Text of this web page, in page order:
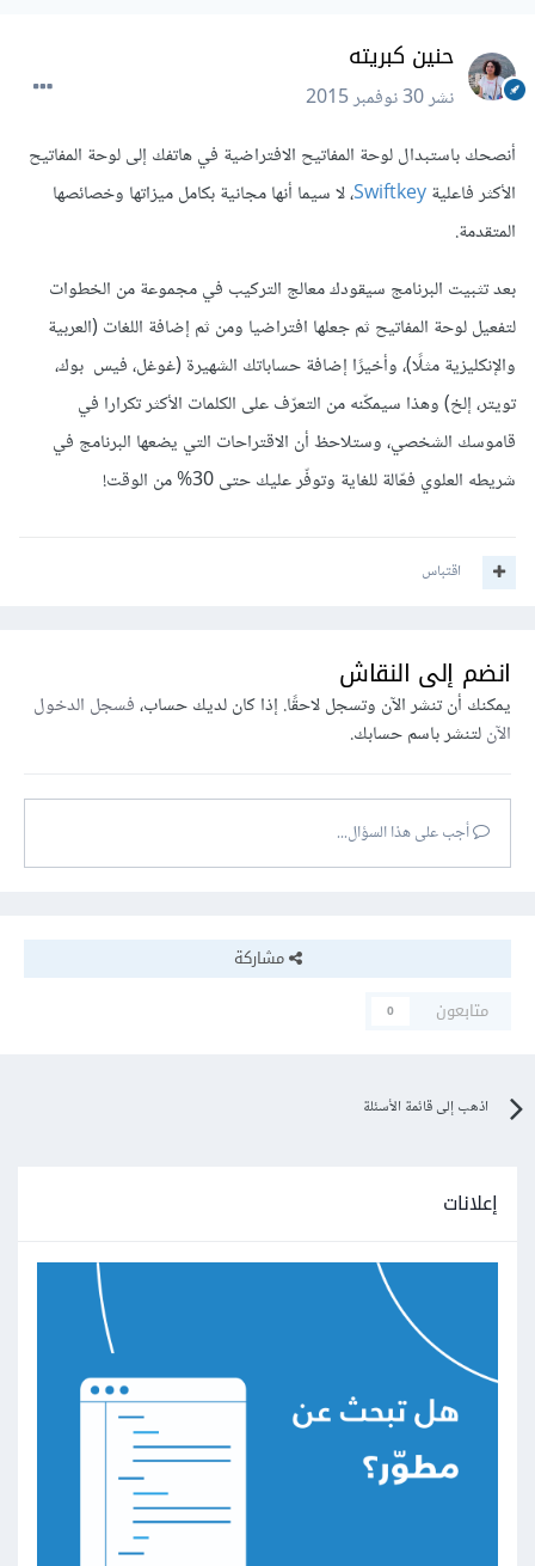
حنين كبريته
نشر30 نوفمبر 2015
أنصحك باستبدال لوحة المفاتيح الافتراضية في هاتفك إلى لوحة المفاتيح
الأكثر فاعليةSwiftkey، لا سيما أنها مجانية بكامل ميزاتها وخصائصها
المتقدمة.
بعد تثبيت البرنامج سيقودك معالج التركيب في مجموعة من الخطوات
لتفعيل لوحة المفاتيح ثم جعلها افتراضيا ومن ثم إضافة اللغات (العربية
والإنكليزية مثلًا)، وأخيرًا إضافة حساباتك الشهيرة (غوغل، فيس بوك،
تويتر، إلخ) وهذا سيمكّنه من التعرّف على الكلمات الأكثر تكرارا في
قاموسك الشخصي، وستلاحظ أن الاقتراحات التي يضعها البرنامج في
شريطه العلوي فعّالة للغاية وتوفّر عليك حتى 30% من الوقت!
اقتباس
انضم إلى النقاش
يمكنك أن تنشر الآن وتسجل لاحقًا. إذا كان لديك حساب،فسجل الدخول
الآنلتنشر باسم حسابك.
أجب على هذا السؤال...
مشاركة
متابعون
0
اذهب إلى قائمة الأسئلة
إعلانات